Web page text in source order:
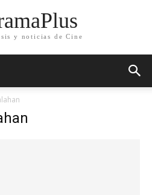
y noticias de Cine